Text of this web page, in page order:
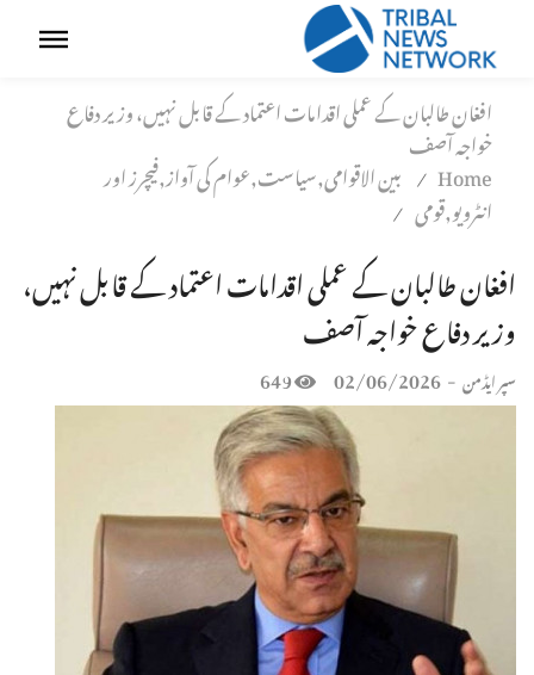
افغان طالبان کے عملی اقدامات اعتماد کے قابل نہیں، وزیر دفاع
خواجہ آصف
Home
/ بین الاقوامی,سیاست,عوام کی آواز,فیچرز اور
انٹرویو,قومی /
افغان طالبان کے عملی اقدامات اعتماد کے قابل نہیں،
وزیر دفاع خواجہ آصف
سپر ایڈمن -
02/06/2026